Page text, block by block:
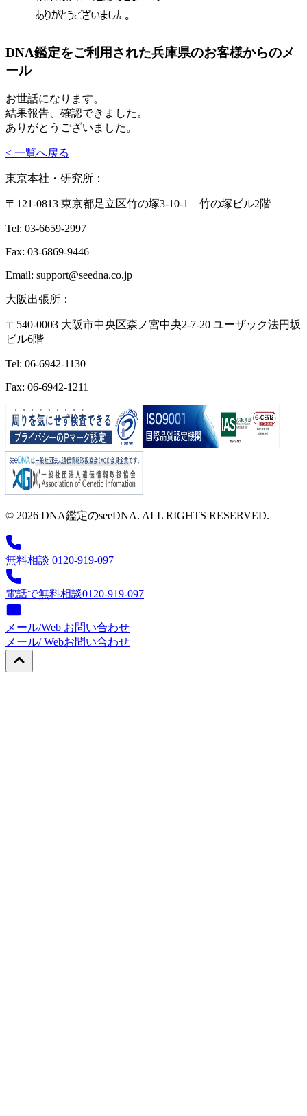
DNA鑑定をご利用された兵庫県のお客様からのメ
ール
お世話になります。
結果報告、確認できました。
ありがとうございました。
< 一覧へ戻る
東京本社・研究所：
〒121-0813 東京都足立区竹の塚3-10-1 竹の塚ビル2階
Tel: 03-6659-2997
Fax: 03-6869-9446
Email: support@seedna.co.jp
大阪出張所：
〒540-0003 大阪市中央区森ノ宮中央2-7-20 ユーザック法円坂
ビル6階
Tel: 06-6942-1130
Fax: 06-6942-1211
© 2026 DNA鑑定のseeDNA. ALL RIGHTS RESERVED.
無料相談 0120-919-097
電話で無料相談0120-919-097
メール/Web お問い合わせ
メール/ Webお問い合わせ